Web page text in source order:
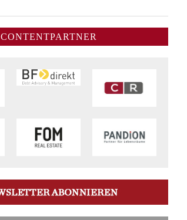
CONTENTPARTNER